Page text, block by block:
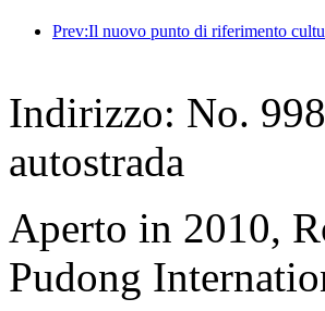
Indirizzo: No.
autostrada
Aperto in 2010,
Pudong